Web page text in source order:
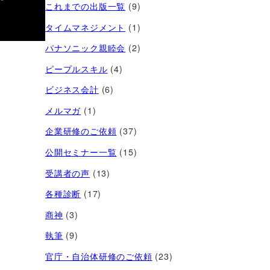
これまでの出版一覧 (9)
タイムマネジメント (1)
パナソニック親睦会 (2)
ピープルスキル (4)
ビジネス会計 (6)
メルマガ (1)
企業研修のご依頼 (37)
公開セミナー一覧 (15)
受講者の声 (13)
各種診断 (17)
商神 (3)
執筆 (9)
官庁・自治体研修のご依頼 (23)